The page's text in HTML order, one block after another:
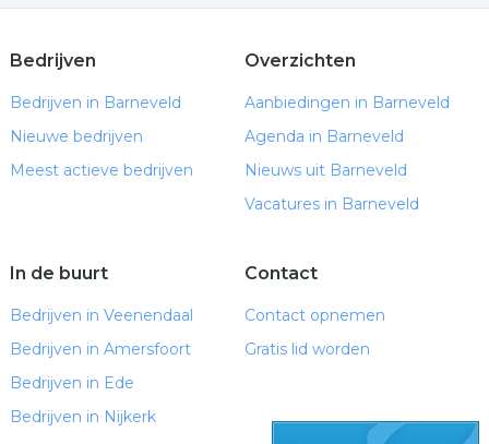
Bedrijven
Bedrijven in Barneveld
Nieuwe bedrijven
Meest actieve bedrijven
Overzichten
Aanbiedingen in Barneveld
Agenda in Barneveld
Nieuws uit Barneveld
Vacatures in Barneveld
In de buurt
Bedrijven in Veenendaal
Bedrijven in Amersfoort
Bedrijven in Ede
Bedrijven in Nijkerk
Contact
Contact opnemen
Gratis lid worden